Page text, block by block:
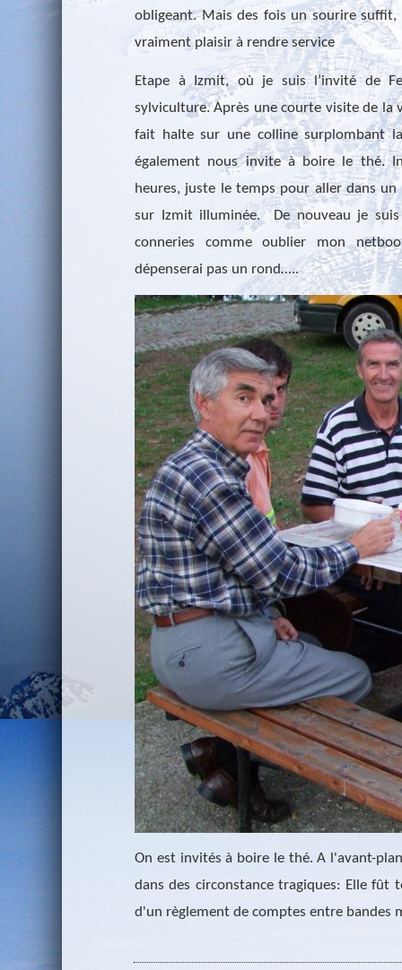
obligeant. Mais des fois un sourire
vraiment plaisir à rendre service
Etape à Izmit, où je suis l’invité de
sylviculture. Après une courte visite de la
fait halte sur une colline surplombant
également nous invite à boire le thé.
heures, juste le temps pour aller dans
sur Izmit illuminée.
De nouveau je
conneries comme oublier mon
dépenserai pas un rond…..
On est invités à boire le thé. A l'avant-
dans des circonstance tragiques: Elle fût
d'un règlement de comptes entre bandes